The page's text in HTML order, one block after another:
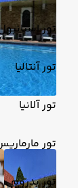
تور
تور آنتالیا
تور آلانیا
تور
تور بدروم